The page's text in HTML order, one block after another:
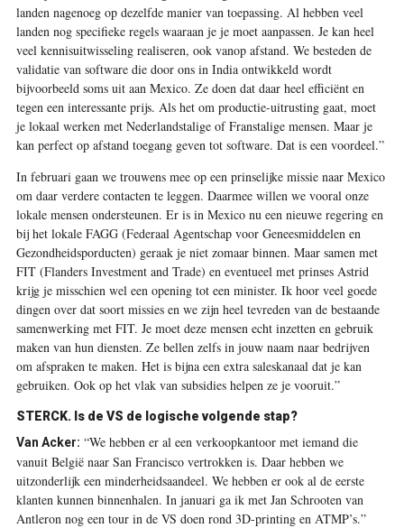
landen nagenoeg op dezelfde manier van toepassing. Al hebben veel
landen nog specifieke regels waaraan je je moet aanpassen. Je kan heel
veel kennis­uitwisseling realiseren, ook vanop afstand. We besteden de
validatie van software die door ons in India ­ontwikkeld wordt
bijvoorbeeld soms uit aan Mexico. Ze doen dat daar heel efficiënt en
tegen een interessante prijs. Als het om productie-uitrusting gaat, moet
je lokaal werken met Nederlandstalige of Franstalige mensen. Maar je
kan perfect op afstand toegang geven tot software. Dat is een voordeel.”
In februari gaan we trouwens mee op een prinselijke missie naar Mexico
om daar verdere contacten te leggen. Daarmee willen we vooral onze
lokale mensen ondersteunen. Er is in Mexico nu een nieuwe regering en
bij het lokale FAGG (Federaal Agentschap voor Geneesmiddelen en
Gezondheidsporducten) geraak je niet zomaar binnen. Maar samen met
FIT (Flanders Investment and Trade) en eventueel met ­prinses Astrid
krijg je misschien wel een ­opening tot een minister. Ik hoor veel goede
dingen over dat soort ­missies en we zijn heel tevreden van de bestaande
samenwerking met FIT. Je moet deze mensen echt inzetten en gebruik
maken van hun diensten. Ze bellen zelfs in jouw naam naar bedrijven
om afspraken te maken. Het is bijna een extra saleskanaal dat je kan
gebruiken. Ook op het vlak van subsidies helpen ze je vooruit.”
STERCK. Is de VS de logische volgende stap?
Van Acker: “We hebben er al een verkoopkantoor met iemand die
vanuit België naar San Francisco vertrokken is. Daar hebben we
uitzonderlijk een minderheidsaandeel. We hebben er ook al de eerste
klanten ­kunnen binnenhalen. In januari ga ik met Jan Schrooten van
Antleron nog een tour in de VS doen rond 3D-printing en ATMP’s.”